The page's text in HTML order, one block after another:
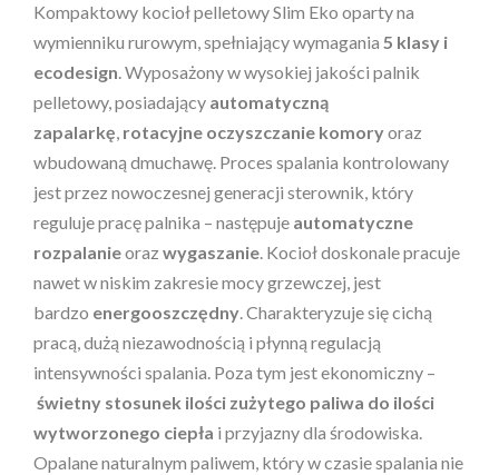
Kompaktowy kocioł pelletowy Slim Eko oparty na
wymienniku rurowym, spełniający wymagania 5 klasy i
ecodesign. Wyposażony w wysokiej jakości palnik
pelletowy, posiadający automatyczną
zapalarkę, rotacyjne oczyszczanie komoryoraz
wbudowaną dmuchawę. Proces spalania kontrolowany
jest przez nowoczesnej generacji sterownik, który
reguluje pracę palnika – następuje automatyczne
rozpalanieoraz wygaszanie. Kocioł doskonale pracuje
nawet w niskim zakresie mocy grzewczej, jest
bardzo energooszczędny. Charakteryzuje się cichą
pracą, dużą niezawodnością i płynną regulacją
intensywności spalania. Poza tym jest ekonomiczny –
świetny stosunek ilości zużytego paliwa do ilości
wytworzonego ciepła i przyjazny dla środowiska.
Opalane naturalnym paliwem, który w czasie spalania nie